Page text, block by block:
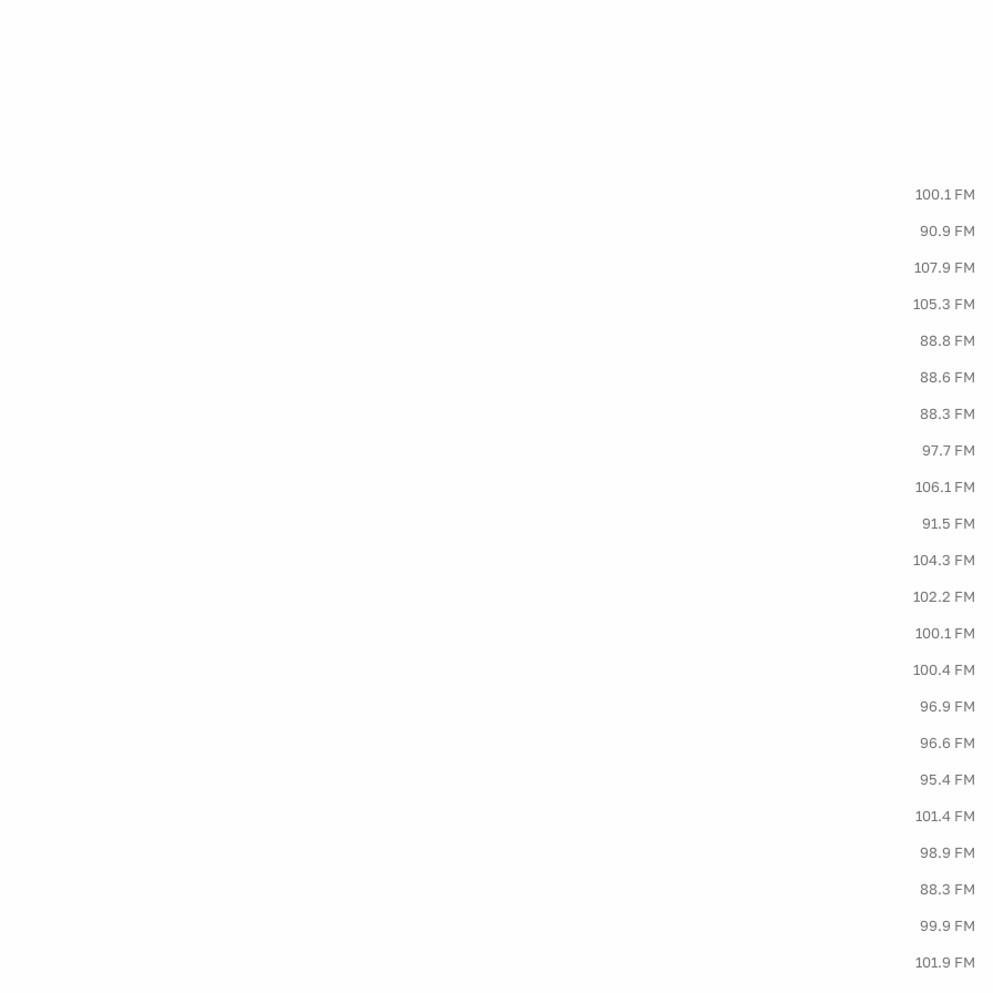
100.1 FM
90.9 FM
107.9 FM
105.3 FM
88.8 FM
88.6 FM
88.3 FM
97.7 FM
106.1 FM
91.5 FM
104.3 FM
102.2 FM
100.1 FM
100.4 FM
96.9 FM
96.6 FM
95.4 FM
101.4 FM
98.9 FM
88.3 FM
99.9 FM
101.9 FM